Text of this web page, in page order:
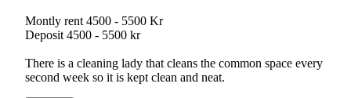
Montly rent 4500 - 5500 Kr
Deposit 4500 - 5500 kr
There is a cleaning lady that cleans the common space every
second week so it is kept clean and neat.